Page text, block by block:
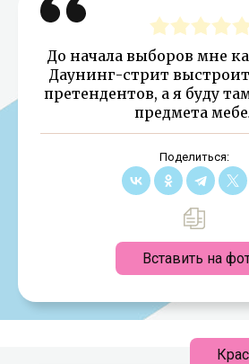
До начала выборов мне
Даунинг-стрит
претендентов, а я буду
предмета
Поделиться:
Вставить на